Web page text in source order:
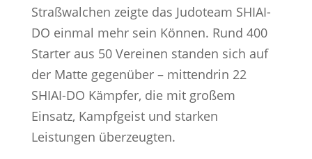
Straßwalchen zeigte das Judoteam SHIAI-
DO einmal mehr sein Können. Rund 400
Starter aus 50 Vereinen standen sich auf
der Matte gegenüber – mittendrin 22
SHIAI-DO Kämpfer, die mit großem
Einsatz, Kampfgeist und starken
Leistungen überzeugten.